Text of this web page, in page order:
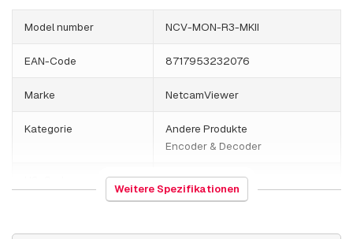
Model number NCV-MON-R3-MKII
EAN-Code 8717953232076
Marke NetcamViewer
Kategorie
Andere Produkte
Encoder & Decoder
847141
Weitere Spezifikationen